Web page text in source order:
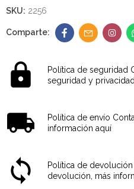
SKU: 2256
Política de seguridad
seguridad y
Política de envío
información aquí
Política de devolución
devolución, más